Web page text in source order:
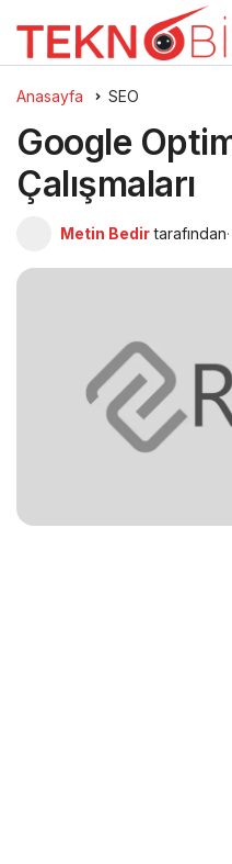
Anasayfa SEO
Google
Çalışmaları
Metin Bedir tarafından